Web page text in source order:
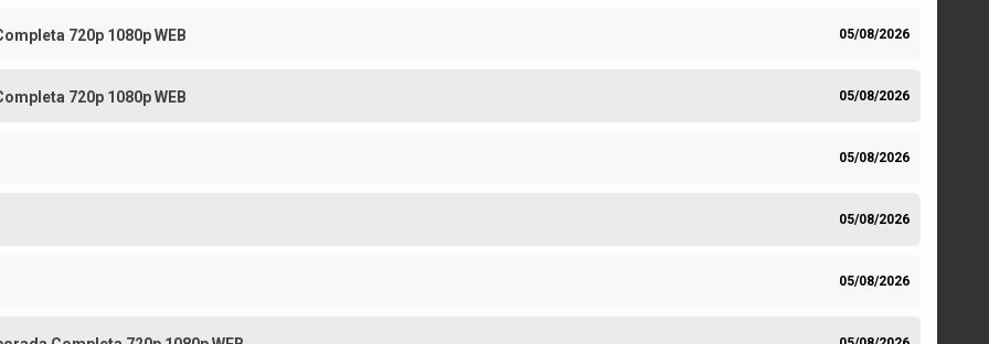
720p 1080p WEB 05/08/2026
720p 1080p WEB 05/08/2026
05/08/2026
05/08/2026
05/08/2026